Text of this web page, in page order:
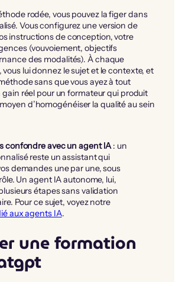
rodée, vous pouvez la figer dans
Vous configurez une version de
instructions de conception, votre
(vouvoiement, objectifs
des modalités). À chaque
vous lui donnez le sujet et le contexte, et
sans que vous ayez à tout
gain réel pour un formateur qui produit
d’homogénéiser la qualité au sein
confondre avec un agent IA: un
reste un assistant qui
demandes une par une, sous
Un agent IA autonome, lui,
étapes sans validation
Pour ce sujet, voyez notre
aux agents IA.
une formation